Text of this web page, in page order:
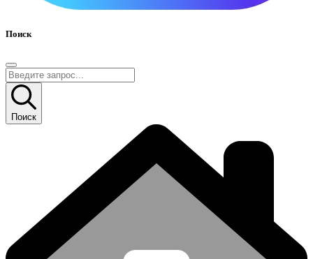
Поиск
Поиск